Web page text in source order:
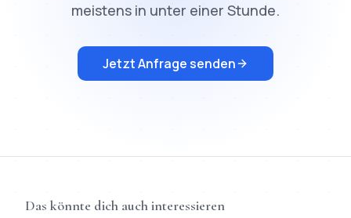
meistens in unter einer Stunde.
Jetzt Anfrage senden
Das könnte dich auch interessieren